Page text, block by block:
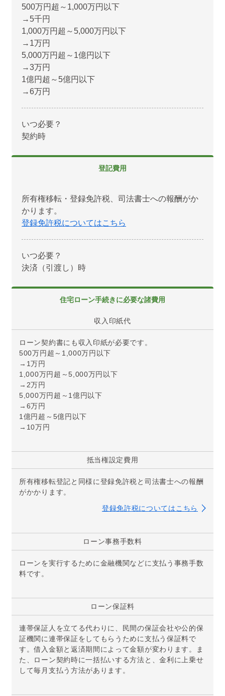
500万円超～1,000万円以下
→5千円
1,000万円超～5,000万円以下
→1万円
5,000万円超～1億円以下
→3万円
1億円超～5億円以下
→6万円
いつ必要？
契約時
登記費用
所有権移転・登録免許税、司法書士への報酬がか
かります。
登録免許税についてはこちら
いつ必要？
決済（引渡し）時
住宅ローン手続きに必要な諸費用
収入印紙代
ローン契約書にも収入印紙が必要です。
500万円超～1,000万円以下
→1万円
1,000万円超～5,000万円以下
→2万円
5,000万円超～1億円以下
→6万円
1億円超～5億円以下
→10万円
抵当権設定費用
所有権移転登記と同様に登録免許税と司法書士への報酬
がかかります。
登録免許税についてはこちら
ローン事務手数料
ローンを実行するために金融機関などに支払う事務手数
料です。
ローン保証料
連帯保証人を立てる代わりに、民間の保証会社や公的保
証機関に連帯保証をしてもらうために支払う保証料で
す。借入金額と返済期間によって金額が変わります。ま
た、ローン契約時に一括払いする方法と、金利に上乗せ
して毎月支払う方法があります。